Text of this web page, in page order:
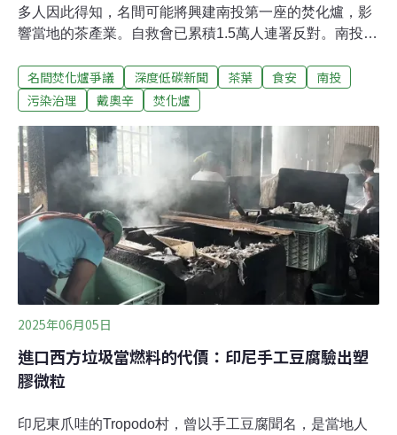
多人因此得知，名間可能將興建南投第一座的焚化爐，影
響當地的茶產業。自救會已累積1.5萬人連署反對。南投縣
召開「南投縣垃圾處理及再生能源中心」（俗稱「名間焚
化爐」）的環評初審會議。環評說明書已經上網公開，當
較台北木柵焚化爐產生的戴奧辛與周邊茶園的關係。
名間焚化爐爭議 深度低碳新聞 茶葉 食安
南投
污染治理
戴奧辛 焚化爐
2025年06月05日
進口西方垃圾當燃料的代價：印尼手工豆腐驗出塑
膠微粒
印尼東爪哇的Tropodo村，曾以手工豆腐聞名，是當地人